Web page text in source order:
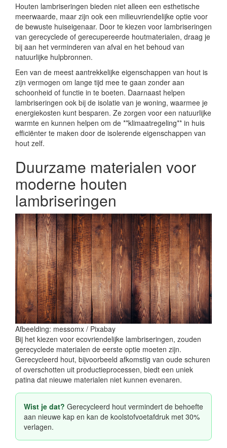
Houten lambriseringen bieden niet alleen een esthetische
meerwaarde, maar zijn ook een milieuvriendelijke optie voor
de bewuste huiseigenaar. Door te kiezen voor lambriseringen
van gerecyclede of gerecupereerde houtmaterialen, draag je
bij aan het verminderen van afval en het behoud van
natuurlijke hulpbronnen.
Een van de meest aantrekkelijke eigenschappen van hout is
zijn vermogen om lange tijd mee te gaan zonder aan
schoonheid of functie in te boeten. Daarnaast helpen
lambriseringen ook bij de isolatie van je woning, waarmee je
energiekosten kunt besparen. Ze zorgen voor een natuurlijke
warmte en kunnen helpen om de **klimaatregeling** in huis
efficiënter te maken door de isolerende eigenschappen van
hout zelf.
Duurzame materialen voor
moderne houten
lambriseringen
Afbeelding: messomx / Pixabay
Bij het kiezen voor ecovriendelijke lambriseringen, zouden
gerecyclede materialen de eerste optie moeten zijn.
Gerecycleerd hout, bijvoorbeeld afkomstig van oude schuren
of overschotten uit productieprocessen, biedt een uniek
patina dat nieuwe materialen niet kunnen evenaren.
Wist je dat? Gerecycleerd hout vermindert de behoefte
aan nieuwe kap en kan de koolstofvoetafdruk met 30%
verlagen.